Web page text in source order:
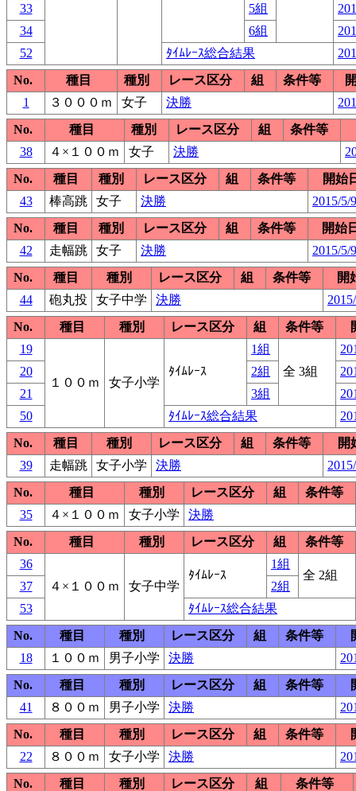
33
5組
34
6組
52
ﾀｲﾑﾚｰｽ総合結果
No.
種目 種別 レース区分 組 条件等
1
３０００ｍ 女子 決勝
No.
種目 種別 レース区分 組 条件等
38
４×１００ｍ 女子 決勝
No.
種目 種別 レース区分 組 条件等
開始
43
棒高跳 女子 決勝
2015/5/
No.
種目 種別 レース区分 組 条件等
開始
42
走幅跳 女子 決勝
2015/5/
No.
種目 種別 レース区分 組 条件等
開
44
砲丸投 女子中学 決勝
No.
種目 種別 レース区分 組 条件等
19
１００ｍ 女子小学
ﾀｲﾑﾚｰｽ
1組
全 3組
20
2組
21
3組
50
ﾀｲﾑﾚｰｽ総合結果
No.
種目 種別 レース区分 組 条件等
開
39
走幅跳 女子小学 決勝
No.
種目 種別 レース区分 組
条件等
35
４×１００ｍ 女子小学
決勝
No.
種目 種別 レース区分 組
条件等
36
４×１００ｍ
女子中学
ﾀｲﾑﾚｰｽ
1組
全 2組
37
2組
53
ﾀｲﾑﾚｰｽ総合結果
No.
種目 種別 レース区分 組 条件等
18
１００ｍ 男子小学 決勝
No.
種目 種別 レース区分 組 条件等
41
８００ｍ 男子小学 決勝
No.
種目 種別 レース区分 組 条件等
22
８００ｍ 女子小学 決勝
No.
種目 種別 レース区分 組
条件等